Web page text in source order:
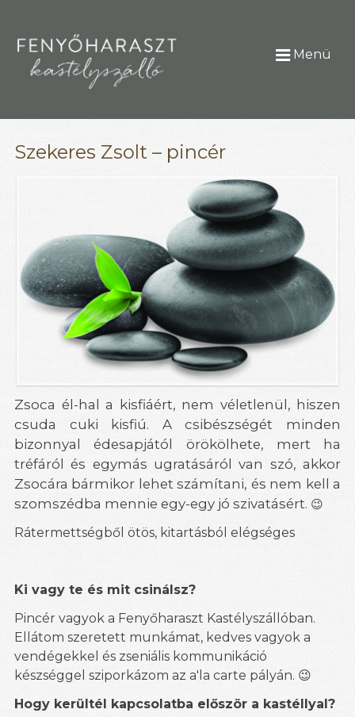
Menü
Szekeres Zsolt – pincér
Zsoca él-hal a kisfiáért, nem véletlenül, hiszen
csuda cuki kisfiú. A csibészségét minden
bizonnyal édesapjától örökölhete, mert ha
tréfáról és egymás ugratásáról van szó, akkor
Zsocára bármikor lehet számítani, és nem kell a
szomszédba mennie egy-egy jó szivatásért. 😉
Rátermettségből ötös, kitartásból elégséges
Ki vagy te és mit csinálsz?
Pincér vagyok a Fenyőharaszt Kastélyszállóban.
Ellátom szeretett munkámat, kedves vagyok a
vendégekkel és zseniális kommunikáció
készséggel sziporkázom az a'la carte pályán. 😉
Hogy kerültél kapcsolatba először a kastéllyal?